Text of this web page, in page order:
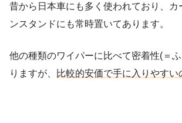
昔から日本車にも多く使われており、カ
ンスタンドにも常時置いてあります。
他の種類のワイパーに比べて密着性(＝
りますが、
比較的安価で手に入りやすい